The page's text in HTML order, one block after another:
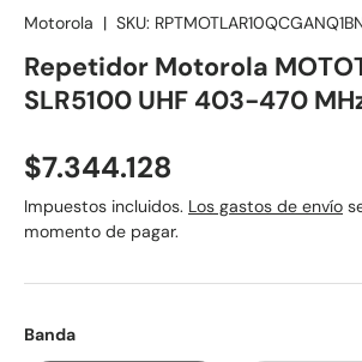
Motorola | SKU:
Repetidor Motorola
SLR5100 UHF 403-470
Precio normal
$7.344.128
Impuestos incluidos. Los gastos de envío
momento de pagar.
Banda